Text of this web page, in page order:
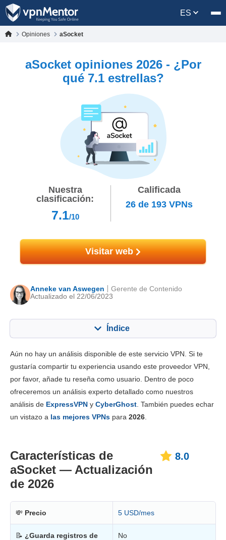
ES
Opiniones aSocket
aSocket opiniones 2026 - ¿Por
qué 7.1 estrellas?
Nuestra
clasificación:
7.1/10
Calificada
26de 193 VPNs
Visitar web
Anneke van Aswegen
Actualizado el 22/06/2023
Gerente de Contenido
Índice
Funciones principales 8.0
Instalación y apps 6.4
Fiabilidad y asistencia 7.0
Aún no hay un análisis disponible de este servicio VPN. Si te
gustaría compartir tu experiencia usando este proveedor VPN,
por favor, añade tu reseña como usuario. Dentro de poco
ofreceremos un análisis experto detallado como nuestros
análisis de ExpressVPN y CyberGhost . También puedes echar
un vistazo a las mejores VPNs para 2026
Características de
aSocket — Actualización
de 2026
8.0
💸 Precio 5 USD/mes
📝 ¿Guarda registros de
No